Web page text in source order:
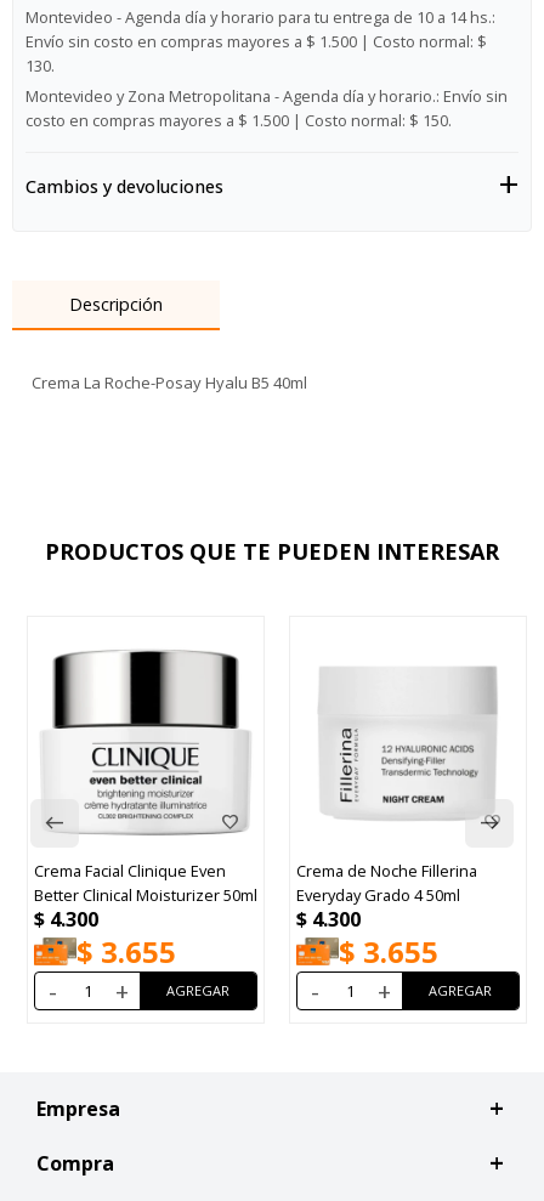
Montevideo - Agenda día y horario para tu entrega de 10 a 14 hs.:
Envío sin costo en compras mayores a $ 1.500 | Costo normal: $
130.
Montevideo y Zona Metropolitana - Agenda día y horario.: Envío sin
costo en compras mayores a $ 1.500 | Costo normal: $ 150.
Cambios y devoluciones
Descripción
Crema La Roche-Posay Hyalu B5 40ml
PRODUCTOS QUE TE PUEDEN INTERESAR
Crema Facial Clinique Even
Better Clinical Moisturizer 50ml
$ 4.300
$ 3.655
- +
Crema de Noche Fillerina
Everyday Grado 4 50ml
$ 4.300
$ 3.655
- +
Empresa
Compra